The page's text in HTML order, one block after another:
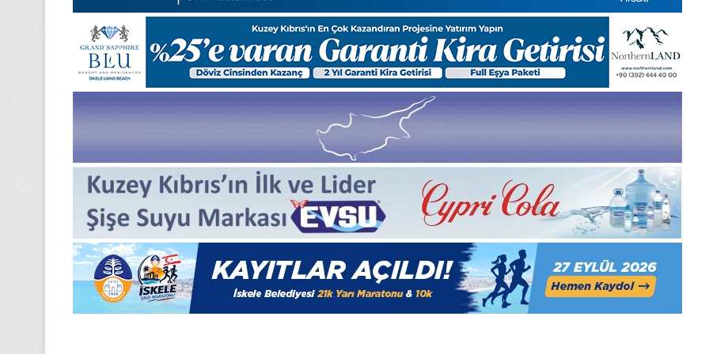
Pazartesi
Gıynık
Medya
manşetleri
24 Kasım 2025
24 Kasım Pazartesi 2025, Gıynık
Medya manşetleri
2025,
Gıynık
Medya
manşetleri
1 Aralık 2025
1 Aralık Pazartesi 2025, Gıynık
Medya manşetleri